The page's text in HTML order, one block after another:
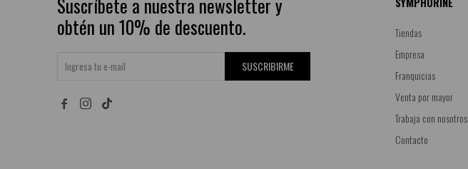
Suscríbete a nuestra newsletter y
obtén un 10% de descuento.
SUSCRIBIRME
 
Tiendas
Empresa
Franquicias
Venta por mayor
Trabaja con nosotros
Contacto